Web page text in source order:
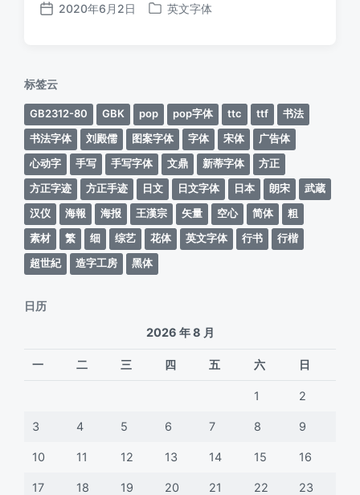
发
2020年6月2日
发
英文字体
标签云
GB2312-80 GBK pop pop字体 ttc ttf
书法
书法字体
刘殿儒 图案字体 字体 宋体
广告体
心动字
手写 手写字体 文鼎 新蒂字体
方正
方正字迹
方正手迹 日文 日文字体 日本 朗宋
武蔵
汉仪
海報 海报 王漢宗 矢量 空心 简体
粗
素材
繁 细 综艺 花体 英文字体 行书
行楷
超世紀
造字工房 黑体
日历
2026 年 8 月
一 二 三 四 五 六 日
1 2
3 4 5 6 7 8 9
10 11 12 13 14 15 16
17 18 19 20 21 22 23